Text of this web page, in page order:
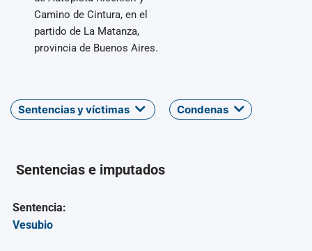
Camino de Cintura, en el
partido de La Matanza,
provincia de Buenos Aires.
Sentencias y víctimas Condenas
Sentencias e imputados
Sentencia:
Vesubio